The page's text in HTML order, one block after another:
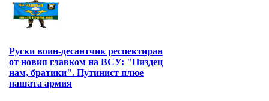
Руски воин-десантчик респектиран
от новия главком на ВСУ: "Пиздец
нам, братики". Путинист плюе
нашата армия